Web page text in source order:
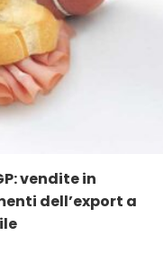
vendite in
dell’export a